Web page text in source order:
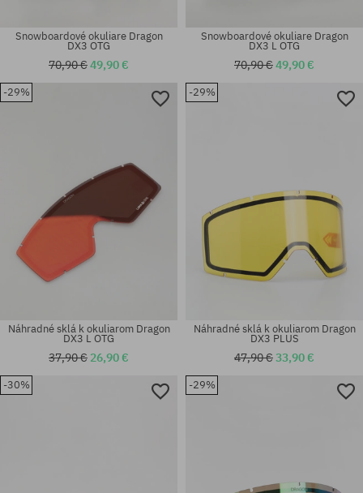
Snowboardové okuliare Dragon
DX3 OTG
70,90 €49,90 €
Snowboardové okuliare Dragon
DX3 L OTG
70,90 €49,90 €
-29%
Náhradné sklá k okuliarom Dragon
DX3 L OTG
37,90 € 26,90 €
-29%
Náhradné sklá k okuliarom Dragon
DX3 PLUS
47,90 €33,90 €
-30% -29%